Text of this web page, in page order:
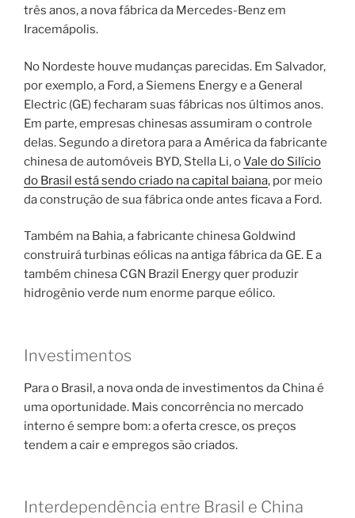
três anos, a nova fábrica da Mercedes-Benz em
Iracemápolis.
No Nordeste houve mudanças parecidas. Em Salvador,
por exemplo, a Ford, a Siemens Energy e a General
Electric (GE) fecharam suas fábricas nos últimos anos.
Em parte, empresas chinesas assumiram o controle
delas. Segundo a diretora para a América da fabricante
chinesa de automóveis BYD, Stella Li, oVale do Silício
do Brasil está sendo criado na capital baiana, por meio
da construção de sua fábrica onde antes ficava a Ford.
Também na Bahia, a fabricante chinesa Goldwind
construirá turbinas eólicas na antiga fábrica da GE. E a
também chinesa CGN Brazil Energy quer produzir
hidrogênio verde num enorme parque eólico.
Investimentos
Para o Brasil, a nova onda de investimentos da China é
uma oportunidade. Mais concorrência no mercado
interno é sempre bom: a oferta cresce, os preços
tendem a cair e empregos são criados.
Interdependência entre Brasil e China